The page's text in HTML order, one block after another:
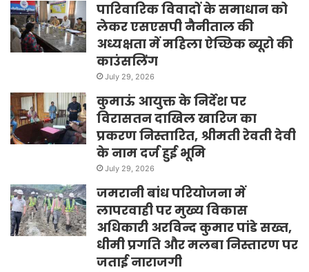
पारिवारिक विवादों के समाधान को
लेकर एसएसपी नैनीताल की
अध्यक्षता में महिला ऐच्छिक ब्यूरो की
काउंसलिंग
July 29, 2026
कुमाऊं आयुक्त के निर्देश पर
विरासतन दाखिल खारिज का
प्रकरण निस्तारित, श्रीमती रेवती देवी
के नाम दर्ज हुई भूमि
July 29, 2026
जमरानी बांध परियोजना में
लापरवाही पर मुख्य विकास
अधिकारी अरविन्द कुमार पांडे सख्त,
धीमी प्रगति और मलबा निस्तारण पर
जताई नाराजगी